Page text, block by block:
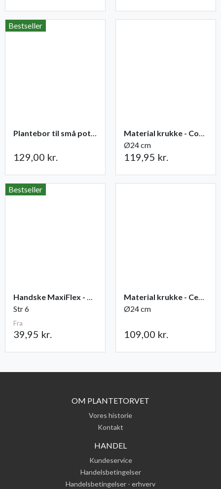
Bestseller
Plantebor til små potter
129,00 kr.
Material krukke - Corten
Ø24 cm
119,95 kr.
Bestseller
Handske MaxiFlex - Ultimate
Str 6
Fra
39,95 kr.
Material krukke - Cement
Ø24 cm
109,00 kr.
OM PLANTETORVET
Vores historie
Kontakt
HANDEL
Kundeservice
Handelsbetingelser
Handelsbetingelser - erhverv